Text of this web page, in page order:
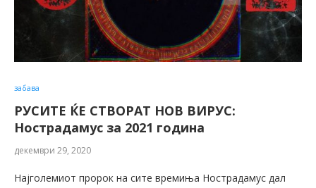
забава
РУСИТЕ ЌЕ СТВОРАТ НОВ ВИРУС:
Нострадамус за 2021 година
декември 29, 2020
Најголемиот пророк на сите времиња Нострадамус дал